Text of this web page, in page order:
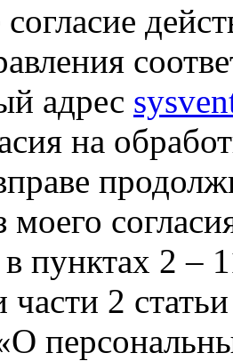
адрес
на
моего
пунктах 2 –
части 2